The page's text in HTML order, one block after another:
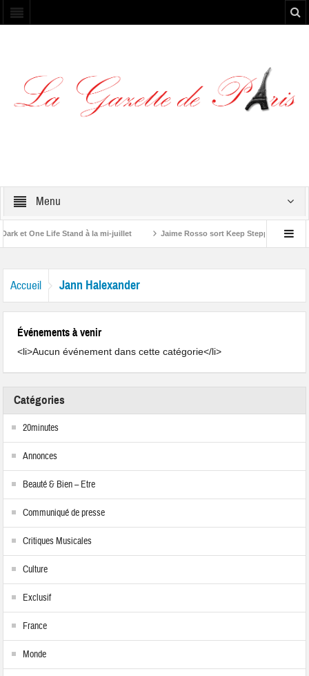
Menu
et One Life Stand à la mi-juillet Jaime Rosso sort Keep Stepping, son
Accueil Jann Halexander
Événements à venir
<li>Aucun événement dans cette catégorie</li>
Catégories
20minutes
Annonces
Beauté & Bien – Etre
Communiqué de presse
Critiques Musicales
Culture
Exclusif
France
Monde